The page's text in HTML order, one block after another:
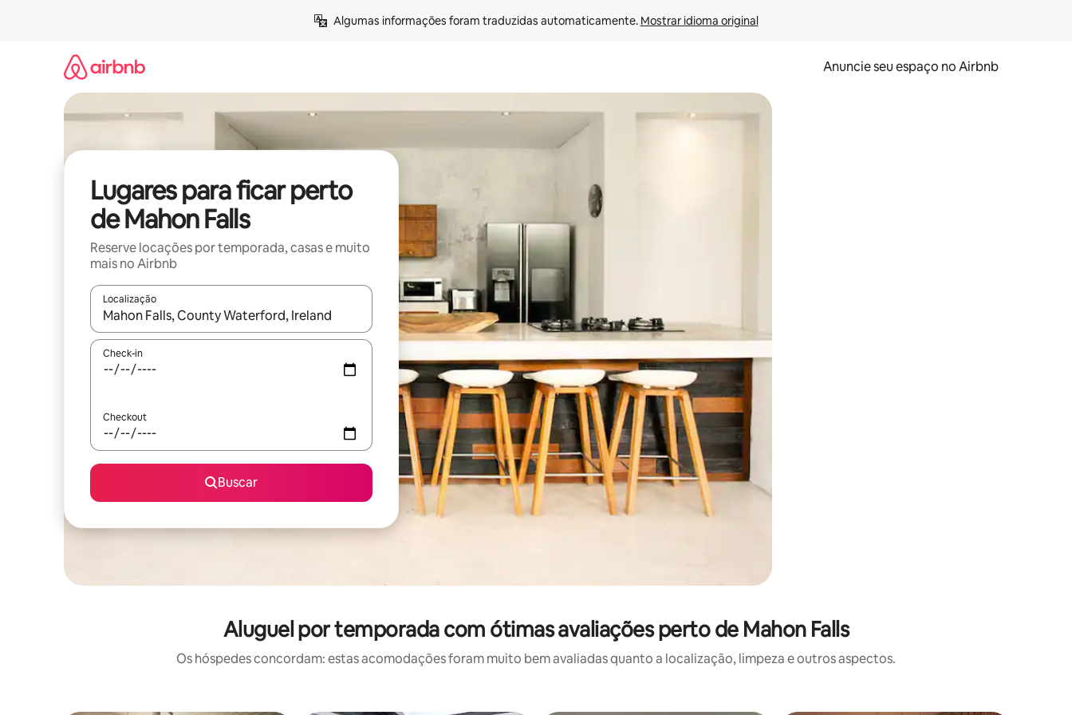
Algumas informações foram traduzidas automaticamente. Mostrar idioma original
Anuncie seu espaço no Airbnb
Lugares para ficar perto
de Mahon Falls
Reserve locações por temporada, casas e muito
mais no Airbnb
Localização
Quando os resultados estiverem disponíveis, explore-os usando as seta para cima e para baixo do teclado ou tocando e deslizando o dedo na tela.
Check-in
Checkout
Buscar
Aluguel por temporada com ótimas avaliações perto de Mahon Falls
Os hóspedes concordam: estas acomodações foram muito bem avaliadas quanto a localização, limpeza e outros aspectos.